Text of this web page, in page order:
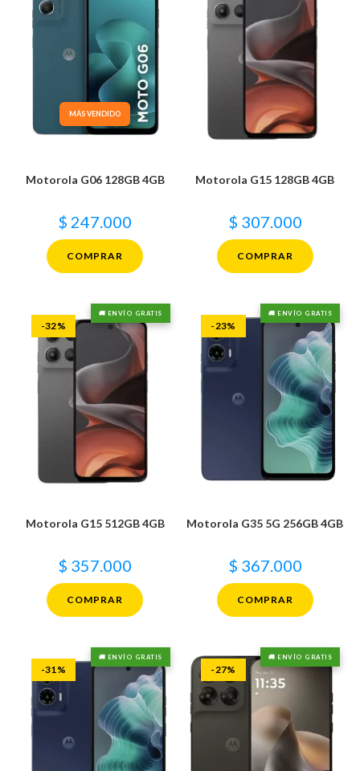
MÁS VENDIDO
Motorola G06 128GB 4GB
$ 247.000
COMPRAR
Motorola G15 128GB 4GB
$ 307.000
COMPRAR
🚚 ENVÍO GRATIS
-32%
Motorola G15 512GB 4GB
$ 357.000
COMPRAR
🚚 ENVÍO GRATIS
-23%
Motorola G35 5G 256GB 4GB
$ 367.000
COMPRAR
🚚 ENVÍO GRATIS
-31%
🚚 ENVÍO GRATIS
-27%